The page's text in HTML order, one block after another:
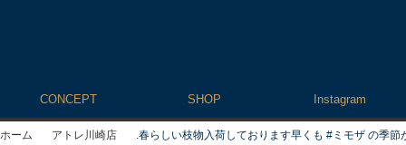
CONCEPT SHOP Instagram
ホーム アトレ川崎店
.⁡春らしい枝物入荷しております⁡早くも #ミモザ の季節